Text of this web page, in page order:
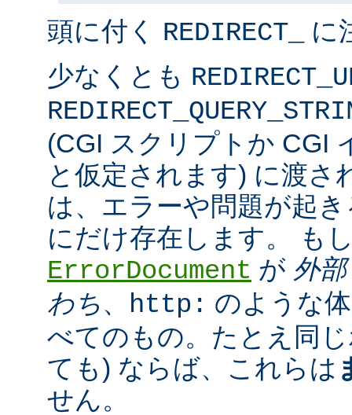
頭に付く REDIRECT_
に
少なくとも
(CGI スクリプトか CGI
と仮定されます) に渡さ
は、エラーや問題が起
にだけ存在します。 も
ErrorDocument が 外部
わち、 http: のような
べてのもの。たとえ同
ても) ならば、これらは
せん。